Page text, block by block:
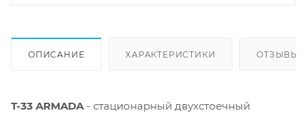
ОПИСАНИЕ ХАРАКТЕРИСТИКИ ОТЗЫВЫ
T-33 ARMADA - стационарный двухстоечный